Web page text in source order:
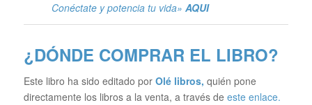
Conéctate y potencia tu vida» AQUI
¿DÓNDE COMPRAR EL LIBRO?
Este libro ha sido editado por Olé libros, quién pone
directamente los libros a la venta, a través de este enlace.